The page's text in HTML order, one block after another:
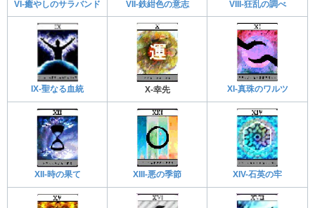
VI-癒やしのサラバンド VII-鉄紺色の意志 VIII-狂乱の調べ
IX-聖なる血統 X-幸先 XI-真珠のワルツ
XII-時の果て XIII-悪の季節 XIV-石英の牢